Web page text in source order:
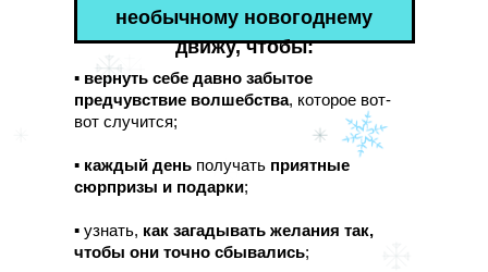
необычному новогоднему
движу, чтобы:
▪️ вернуть себе давно забытое
предчувствие волшебства, которое вот-
вот случится;
▪️ каждый день получать приятные
сюрпризы и подарки;
▪️ узнать, как загадывать желания так,
чтобы они точно сбывались;